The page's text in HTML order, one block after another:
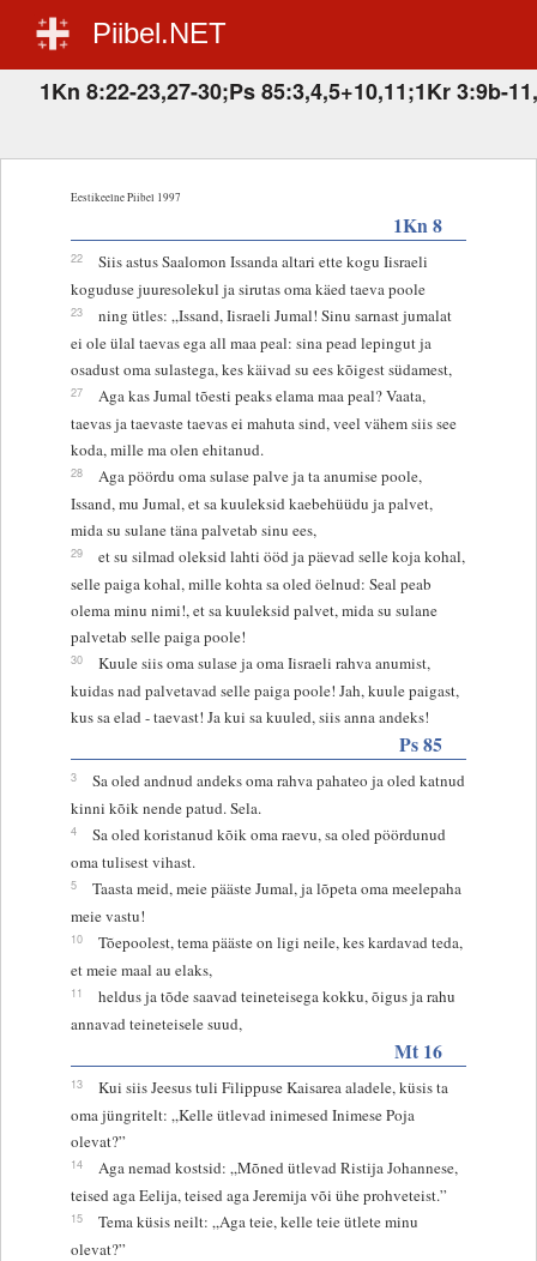
Piibel.NET
1Kn 8:22-23,27-30;Ps 85:3,4,5+10,11;1Kr 3:9b-
Eestikeelne Piibel 1997
1Kn 8
22
Siis astus Saalomon Issanda altari ette kogu Iisraeli
koguduse juuresolekul ja sirutas oma käed taeva poole
23
ning ütles: „Issand, Iisraeli Jumal! Sinu sarnast jumalat
ei ole ülal taevas ega all maa peal: sina pead lepingut ja
osadust oma sulastega, kes käivad su ees kõigest südamest,
27
Aga kas Jumal tõesti peaks elama maa peal? Vaata,
taevas ja taevaste taevas ei mahuta sind, veel vähem siis see
koda, mille ma olen ehitanud.
28
Aga pöördu oma sulase palve ja ta anumise poole,
Issand, mu Jumal, et sa kuuleksid kaebehüüdu ja palvet,
mida su sulane täna palvetab sinu ees,
29
et su silmad oleksid lahti ööd ja päevad selle koja kohal,
selle paiga kohal, mille kohta sa oled öelnud: Seal peab
olema minu nimi!, et sa kuuleksid palvet, mida su sulane
palvetab selle paiga poole!
30
Kuule siis oma sulase ja oma Iisraeli rahva anumist,
kuidas nad palvetavad selle paiga poole! Jah, kuule paigast,
kus sa elad - taevast! Ja kui sa kuuled, siis anna andeks!
Ps 85
3
Sa oled andnud andeks oma rahva pahateo ja oled katnud
kinni kõik nende patud. Sela.
4
Sa oled koristanud kõik oma raevu, sa oled pöördunud
oma tulisest vihast.
5
Taasta meid, meie pääste Jumal, ja lõpeta oma meelepaha
meie vastu!
10
Tõepoolest, tema pääste on ligi neile, kes kardavad teda,
et meie maal au elaks,
11
heldus ja tõde saavad teineteisega kokku, õigus ja rahu
annavad teineteisele suud,
Mt 16
13
Kui siis Jeesus tuli Filippuse Kaisarea aladele, küsis ta
oma jüngritelt: „Kelle ütlevad inimesed Inimese Poja
olevat?”
14
Aga nemad kostsid: „Mõned ütlevad Ristija Johannese,
teised aga Eelija, teised aga Jeremija või ühe prohveteist.”
15
Tema küsis neilt: „Aga teie, kelle teie ütlete minu
olevat?”